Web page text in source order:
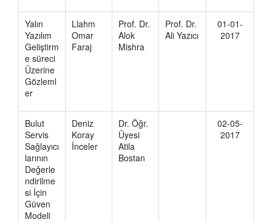
Yalın
Yazılım
Geliştirm
e süreci
Üzerine
Gözleml
er
Llahm
Omar
Faraj
Prof. Dr.
Alok
Mishra
Prof. Dr.
Ali Yazıcı
01-01-
2017
Bulut
Servis
Sağlayıcı
larının
Değerle
ndirilme
si İçin
Güven
Modeli
Deniz
Koray
İnceler
Dr. Öğr.
Üyesi
Atila
Bostan
02-05-
2017